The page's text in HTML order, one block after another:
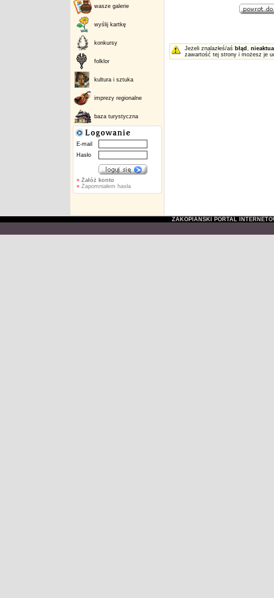
wasze galerie
wyślij kartkę
konkursy
folklor
kultura i sztuka
imprezy regionalne
baza turystyczna
E-mail
Hasło
» Załóż konto
»Zapomniałem hasła
Jeżeli znalazłeś/aś błąd ,
zawartość tej strony i możesz je
ZAKOPIAŃSKI PORTAL